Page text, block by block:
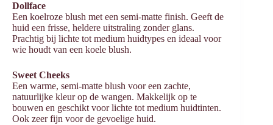
Dollface
Een koelroze blush met een semi-matte finish. Geeft de
huid een frisse, heldere uitstraling zonder glans.
Prachtig bij lichte tot medium huidtypes en ideaal voor
wie houdt van een koele blush.
Sweet Cheeks
Een warme, semi-matte blush voor een zachte,
natuurlijke kleur op de wangen. Makkelijk op te
bouwen en geschikt voor lichte tot medium huidtinten.
Ook zeer fijn voor de gevoelige huid.